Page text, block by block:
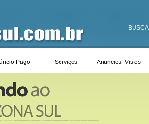
BUSCA
Pago Serviços Anuncios+Vistos